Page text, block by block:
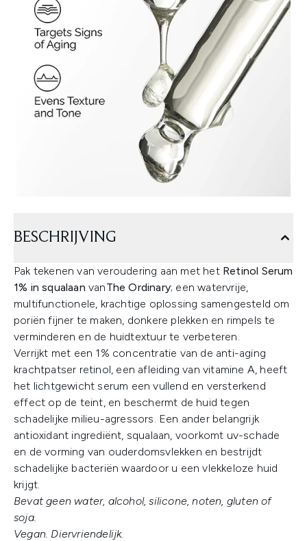
BESCHRIJVING
Pak tekenen van veroudering aan met het Retinol Serum
1% in squalaan vanThe Ordinary; een watervrije,
multifunctionele, krachtige oplossing samengesteld om
poriën fijner te maken, donkere plekken en rimpels te
verminderen en de huidtextuur te verbeteren.
Verrijkt met een 1% concentratie van de anti-aging
krachtpatser retinol, een afleiding van vitamine A, heeft
het lichtgewicht serum een vullend en versterkend
effect op de teint, en beschermt de huid tegen
schadelijke milieu-agressors. Een ander belangrijk
antioxidant ingrediënt, squalaan, voorkomt uv-schade
en de vorming van ouderdomsvlekken en bestrijdt
schadelijke bacteriën waardoor u een vlekkeloze huid
krijgt.
Bevat geen water, alcohol, silicone, noten, gluten of
soja.
Vegan. Diervriendelijk.